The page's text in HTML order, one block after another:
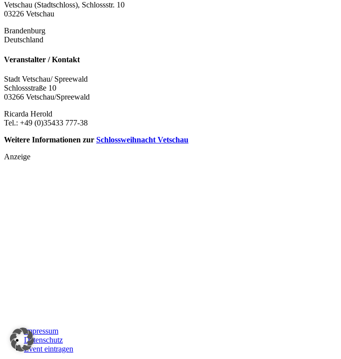
Vetschau (Stadtschloss), Schlossstr. 10
03226 Vetschau
Brandenburg
Deutschland
Veranstalter / Kontakt
Stadt Vetschau/ Spreewald
Schlossstraße 10
03266 Vetschau/Spreewald
Ricarda Herold
Tel.: +49 (0)35433 777-38
Weitere Informationen zur Schlossweihnacht Vetschau
Anzeige
Impressum
Datenschutz
Event eintragen